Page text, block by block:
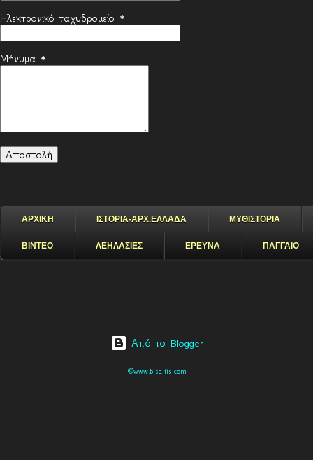
Ηλεκτρονικό ταχυδρομείο *
Μήνυμα *
ΑΡΧΙΚΗ ΙΣΤΟΡΙΑ-ΑΡΧ.ΕΛΛΑΔΑ ΜΥΘΙΣΤΟΡΙΑ
ΒΙΝΤΕΟ ΛΕΗΛΑΣΙΕΣ ΕΡΕΥΝΑ ΠΑΓΓΑΙΟ
Από το Blogger
©www.bisaltis.com